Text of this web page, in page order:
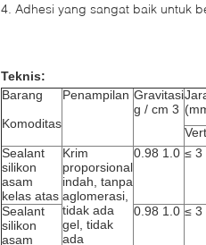
4. Adhesi yang sangat baik untuk
Teknis:
Barang
Komoditas
Penampilan Gravitasi
g / cm 3
Sealant
silikon
asam
kelas atas
Krim
proporsional
indah, tanpa
aglomerasi,
tidak ada
gel, tidak
ada
0.98 1.0 ≤ 3
Sealant
silikon
asam
0.98 1.0 ≤ 3